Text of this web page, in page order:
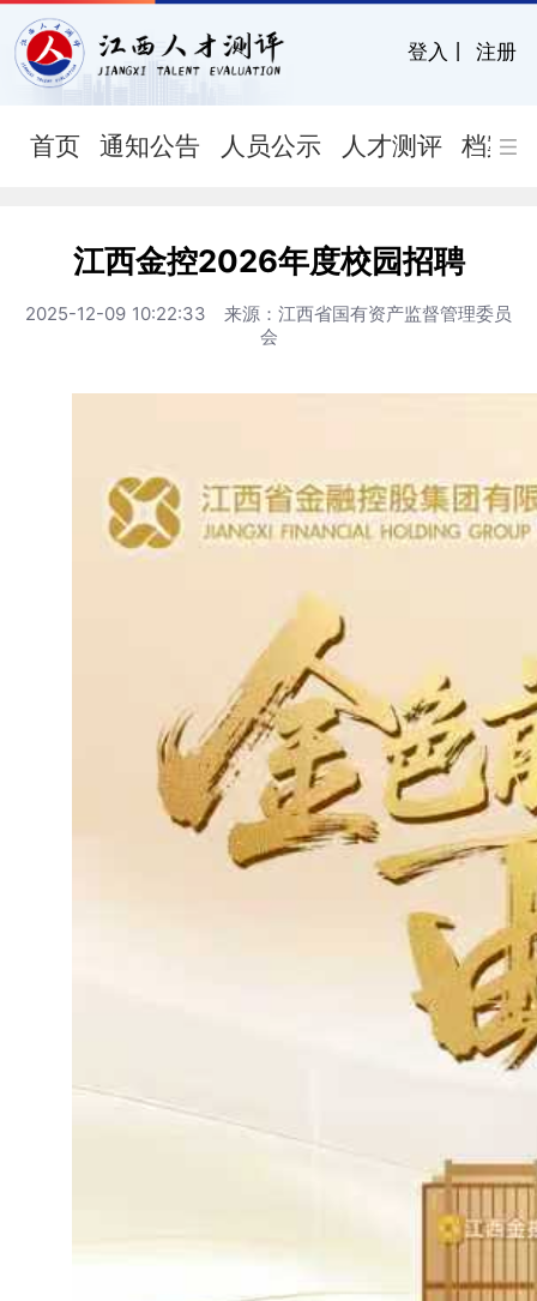
登入 丨注册
首页 通知公告 人员公示 人才测评 档案
江西金控2026年度校园招聘
2025-12-09 10:22:33 来源：江西省国有资产监督管理委员
会